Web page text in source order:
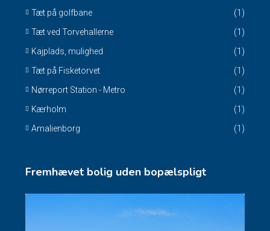
Tæt på golfbane
(1)
Tæt ved Torvehallerne
(1)
Kajplads, mulighed
(1)
Tæt på Fisketorvet
(1)
Nørreport Station - Metro
(1)
Kærholm
(1)
Amalienborg
(1)
Fremhævet bolig uden bopælspligt